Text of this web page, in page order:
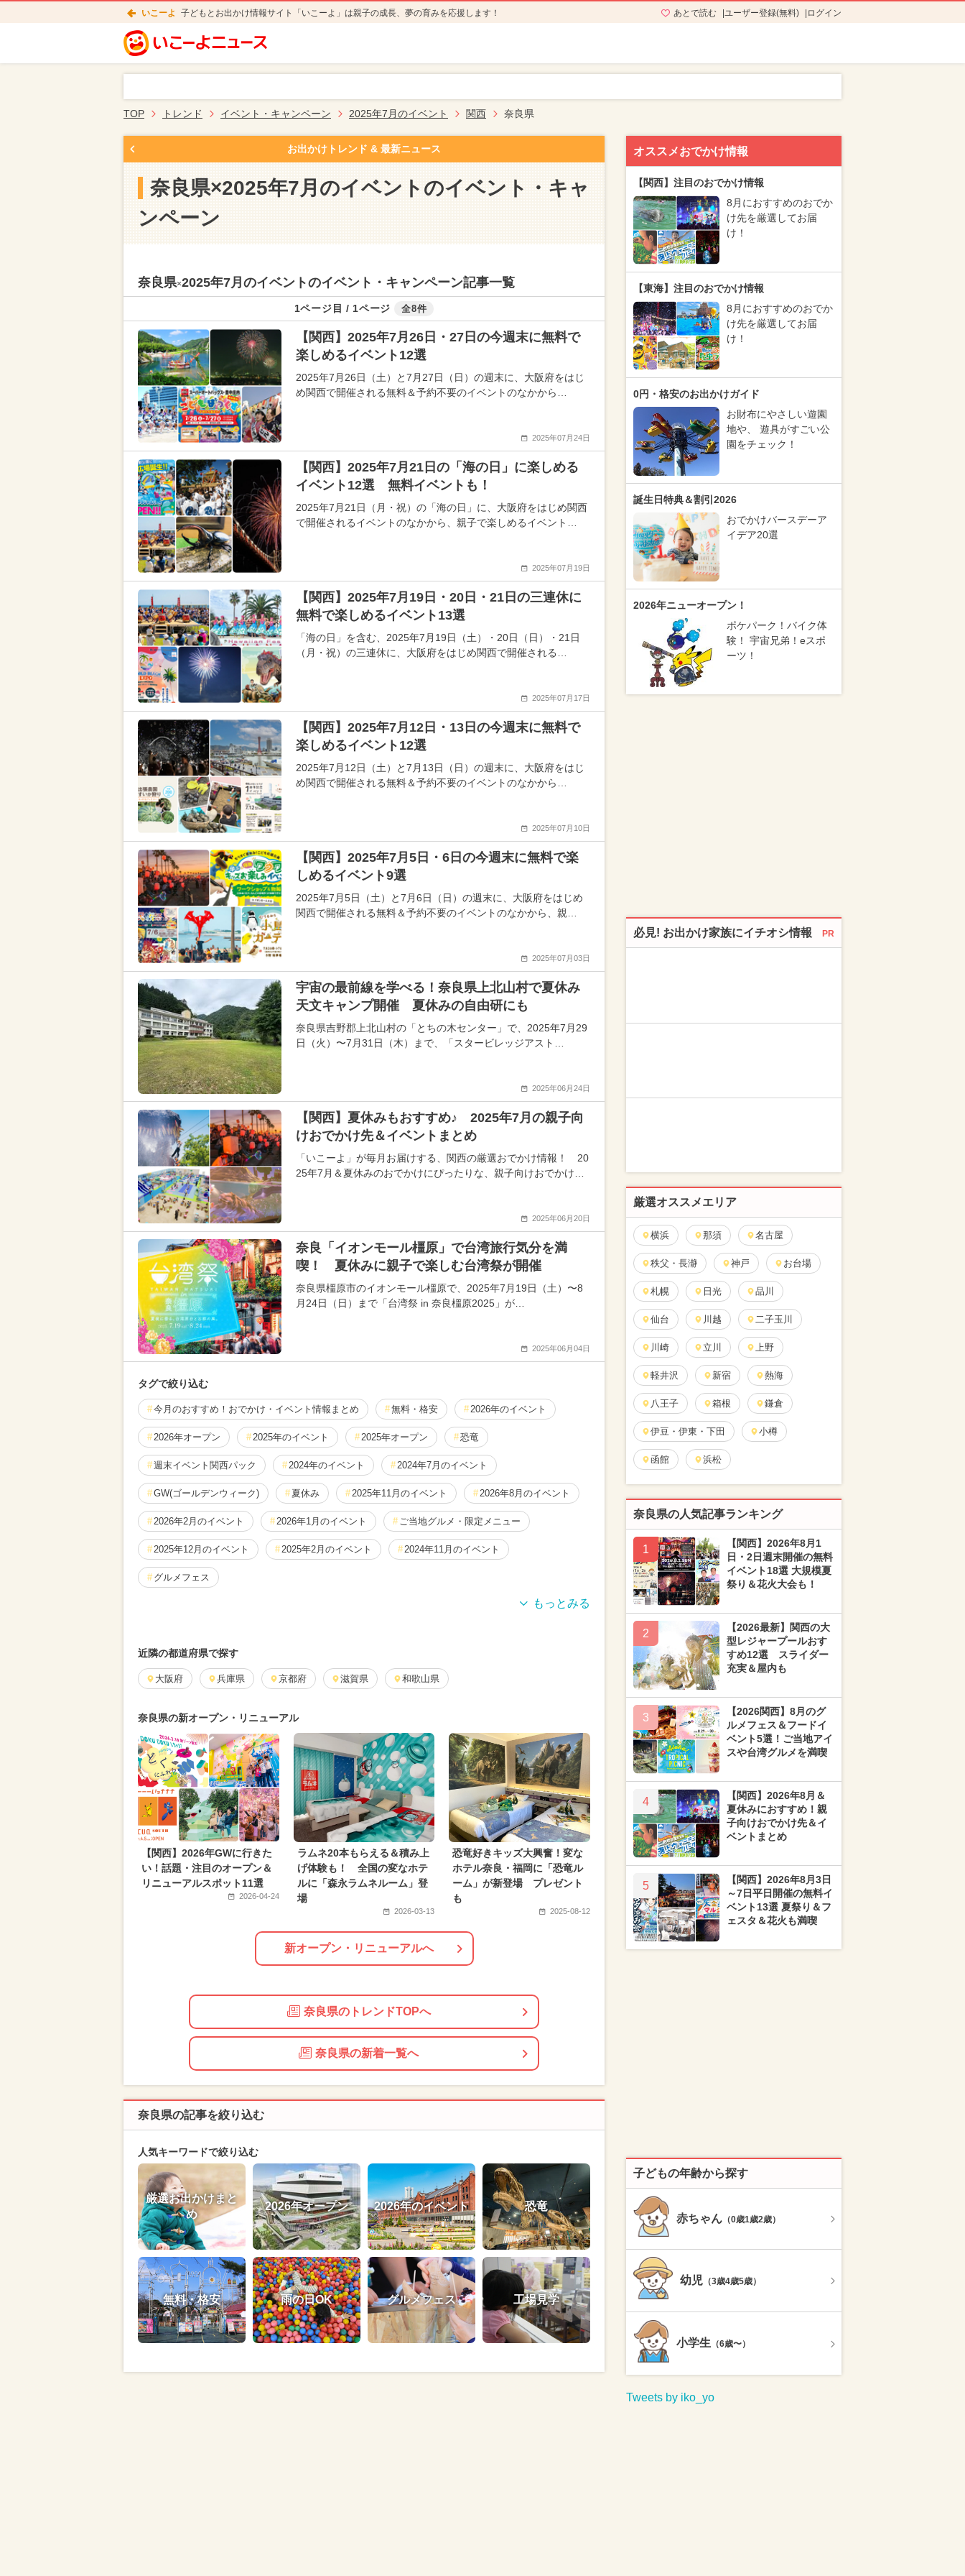
いこーよ 子どもとお出かけ情報サイト「いこーよ」は親子の成長、夢の育みを応援します！ あとで読む ユーザー登録(無料) ログイン
TOP トレンド イベント・キャンペーン 2025年7月のイベント 関西 奈良県
お出かけトレンド & 最新ニュース
奈良県×2025年7月のイベントのイベント・キャ
ンペーン
奈良県×2025年7月のイベントのイベント・キャンペーン記事一覧
1ページ目 / 1ページ 全8件
【関西】2025年7月26日・27日の今週末に無料で
楽しめるイベント12選
2025年7月26日（土）と7月27日（日）の週末に、大阪府をはじ
め関西で開催される無料＆予約不要のイベントのなかから…
2025年07月24日
【関西】2025年7月21日の「海の日」に楽しめる
イベント12選 無料イベントも！
2025年7月21日（月・祝）の「海の日」に、大阪府をはじめ関西
で開催されるイベントのなかから、親子で楽しめるイベント…
2025年07月19日
【関西】2025年7月19日・20日・21日の三連休に
無料で楽しめるイベント13選
「海の日」を含む、2025年7月19日（土）・20日（日）・21日
（月・祝）の三連休に、大阪府をはじめ関西で開催される…
2025年07月17日
【関西】2025年7月12日・13日の今週末に無料で
楽しめるイベント12選
2025年7月12日（土）と7月13日（日）の週末に、大阪府をはじ
め関西で開催される無料＆予約不要のイベントのなかから…
2025年07月10日
【関西】2025年7月5日・6日の今週末に無料で楽
しめるイベント9選
2025年7月5日（土）と7月6日（日）の週末に、大阪府をはじめ
関西で開催される無料＆予約不要のイベントのなかから、親…
2025年07月03日
宇宙の最前線を学べる！奈良県上北山村で夏休み
天文キャンプ開催 夏休みの自由研にも
奈良県吉野郡上北山村の「とちの木センター」で、2025年7月29
日（火）〜7月31日（木）まで、「スタービレッジアスト…
2025年06月24日
【関西】夏休みもおすすめ♪ 2025年7月の親子向
けおでかけ先＆イベントまとめ
「いこーよ」が毎月お届けする、関西の厳選おでかけ情報！ 20
25年7月＆夏休みのおでかけにぴったりな、親子向けおでかけ…
2025年06月20日
奈良「イオンモール橿原」で台湾旅行気分を満
喫！ 夏休みに親子で楽しむ台湾祭が開催
奈良県橿原市のイオンモール橿原で、2025年7月19日（土）〜8
月24日（日）まで「台湾祭 in 奈良橿原2025」が…
2025年06月04日
タグで絞り込む
今月のおすすめ！おでかけ・イベント情報まとめ 無料・格安 2026年のイベント
2026年オープン 2025年のイベント 2025年オープン 恐竜
週末イベント関西パック 2024年のイベント 2024年7月のイベント
GW(ゴールデンウィーク) 夏休み 2025年11月のイベント 2026年8月のイベント
2026年2月のイベント 2026年1月のイベント ご当地グルメ・限定メニュー
2025年12月のイベント 2025年2月のイベント 2024年11月のイベント
グルメフェス
2025年3月のイベント
2026年4月のイベント 2025年7月のイベント 2024年9月のイベント
2025年9月のイベント キャラクター 2025年4月のイベント
2025年5月のイベント 2025年6月のイベント 日帰り 2024年3月のイベント
2024年5月のイベント 2024年8月のイベント 2025年10月のイベント
2024年4月のイベント 2024年6月のイベント スポーツ アート
いちごビュッフェ 都民の日・県民の日・市民の日 1日中遊べる
近隣の都道府県で探す
大阪府 兵庫県 京都府 滋賀県 和歌山県
奈良県の新オープン・リニューアル
【関西】2026年GWに行きた
い！話題・注目のオープン＆
リニューアルスポット11選
2026-04-24
ラムネ20本もらえる＆積み上
げ体験も！ 全国の変なホテ
ルに「森永ラムネルーム」登
場
2026-03-13
恐竜好きキッズ大興奮！変な
ホテル奈良・福岡に「恐竜ル
ーム」が新登場 プレゼント
も
2025-08-12
新オープン・リニューアルへ
奈良県のトレンドTOPへ
奈良県の新着一覧へ
奈良県の記事を絞り込む
人気キーワードで絞り込む
厳選お出かけまと
め
2026年オープン 2026年のイベント 恐竜
無料・格安 雨の日OK グルメフェス 工場見学
オススメおでかけ情報
【関西】注目のおでかけ情報
8月におすすめのおでか
け先を厳選してお届
け！
【東海】注目のおでかけ情報
8月におすすめのおでか
け先を厳選してお届
け！
0円・格安のお出かけガイド
お財布にやさしい遊園
地や、 遊具がすごい公
園をチェック！
誕生日特典＆割引2026
おでかけバースデーア
イデア20選
2026年ニューオープン！
ポケパーク！バイク体
験！ 宇宙兄弟！eスポ
ーツ！
必見! お出かけ家族にイチオシ情報 PR
厳選オススメエリア
横浜 那須 名古屋
秩父・長瀞 神戸 お台場
札幌 日光 品川
仙台 川越 二子玉川
川崎 立川 上野
軽井沢 新宿 熱海
八王子 箱根 鎌倉
伊豆・伊東・下田 小樽
函館 浜松
奈良県の人気記事ランキング
1
【関西】2026年8月1
日・2日週末開催の無料
イベント18選 大規模夏
祭り＆花火大会も！
2
【2026最新】関西の大
型レジャープールおす
すめ12選 スライダー
充実＆屋内も
3
【2026関西】8月のグ
ルメフェス＆フードイ
ベント5選！ご当地アイ
スや台湾グルメを満喫
4
【関西】2026年8月＆
夏休みにおすすめ！親
子向けおでかけ先＆イ
ベントまとめ
5
【関西】2026年8月3日
～7日平日開催の無料イ
ベント13選 夏祭り＆フ
ェスタ＆花火も満喫
子どもの年齢から探す
赤ちゃん （0歳1歳2歳）
幼児 （3歳4歳5歳）
小学生 （6歳〜）
Tweets by iko_yo